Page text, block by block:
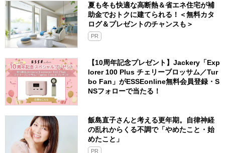
夏も冬も快適な高断熱＆省エネ住宅が補
助金でおトクに建てられる！＜無料カタ
ログ＆プレゼントのチャンスも＞
PR
【10周年記念プレゼント】Jackery「Exp
lorer 100 Plus チェリーブロッサム／Tur
bo Fan」がESSEonline無料会員登録・S
NSフォローで当たる！
飯島直子さんと考える更年期。自律神経
の乱れからくる不調で「やめたこと・始
めたこと」
PR